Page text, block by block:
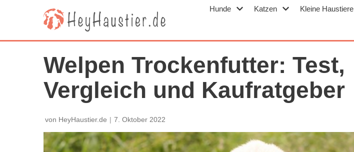
m
Hunde Katzen Kleine Haustiere
Welpen Trockenfutter: Test,
Vergleich und Kaufratgeber
von HeyHaustier.de 7. Oktober 2022